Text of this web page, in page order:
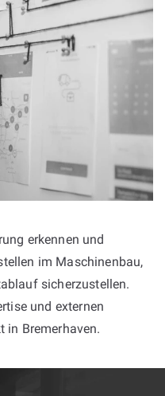
erkennen und
im Maschinenbau,
sicherzustellen.
und externen
in Bremerhaven.